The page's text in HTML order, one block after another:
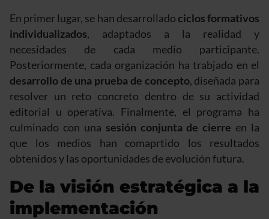
En primer lugar, se han desarrollado ciclos formativos
individualizados, adaptados a la realidad y
necesidades de cada medio participante.
Posteriormente, cada organización ha trabjado en el
desarrollo de una prueba de concepto, diseñada para
resolver un reto concreto dentro de su actividad
editorial u operativa. Finalmente, el programa ha
culminado con una sesión conjunta de cierre en la
que los medios han comaprtido los resultados
obtenidos y las oportunidades de evolución futura.
De la visión estratégica a la
implementación